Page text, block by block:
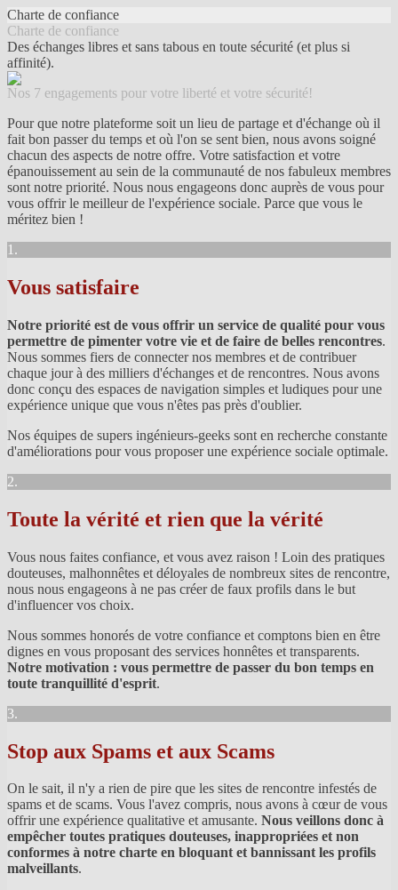
Charte de confiance
Charte de confiance
Des échanges libres et sans tabous en toute sécurité (et plus si
affinité).
Nos 7 engagements pour votre liberté et votre sécurité!
Pour que notre plateforme soit un lieu de partage et d'échange où il
fait bon passer du temps et où l'on se sent bien, nous avons soigné
chacun des aspects de notre offre. Votre satisfaction et votre
épanouissement au sein de la communauté de nos fabuleux membres
sont notre priorité. Nous nous engageons donc auprès de vous pour
vous offrir le meilleur de l'expérience sociale. Parce que vous le
méritez bien !
1.
Vous satisfaire
Notre priorité est de vous offrir un service de qualité pour vous
permettre de pimenter votre vie et de faire de belles rencontres.
Nous sommes fiers de connecter nos membres et de contribuer
chaque jour à des milliers d'échanges et de rencontres. Nous avons
donc conçu des espaces de navigation simples et ludiques pour une
expérience unique que vous n'êtes pas près d'oublier.
Nos équipes de supers ingénieurs-geeks sont en recherche constante
d'améliorations pour vous proposer une expérience sociale optimale.
2.
Toute la vérité et rien que la vérité
Vous nous faites confiance, et vous avez raison ! Loin des pratiques
douteuses, malhonnêtes et déloyales de nombreux sites de rencontre,
nous nous engageons à ne pas créer de faux profils dans le but
d'influencer vos choix.
Nous sommes honorés de votre confiance et comptons bien en être
dignes en vous proposant des services honnêtes et transparents.
Notre motivation : vous permettre de passer du bon temps en
toute tranquillité d'esprit.
3.
Stop aux Spams et aux Scams
On le sait, il n'y a rien de pire que les sites de rencontre infestés de
spams et de scams. Vous l'avez compris, nous avons à cœur de vous
offrir une expérience qualitative et amusante. Nous veillons donc à
empêcher toutes pratiques douteuses, inappropriées et non
conformes à notre charte en bloquant et bannissant les profils
malveillants.